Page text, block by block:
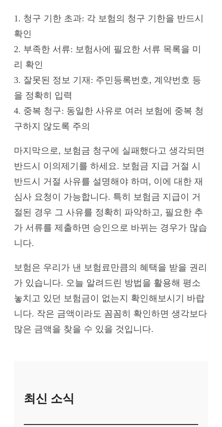
1. 청구 기한 초과: 각 보험의 청구 기한을 반드시
확인
2. 부족한 서류: 보험사에 필요한 서류 목록을 미
리 확인
3. 잘못된 정보 기재: 주민등록번호, 계약번호 등
을 정확히 입력
4. 중복 청구: 동일한 사유로 여러 보험에 중복 청
구하지 않도록 주의
마지막으로, 보험금 청구에 실패했다고 생각되면
반드시 이의제기를 하세요. 보험금 지급 거절 시
반드시 거절 사유를 설명해야 하며, 이에 대한 재
심사 요청이 가능합니다. 특히 보험금 지급이 거
절된 경우 그 사유를 정확히 파악하고, 필요한 추
가 서류를 제출하면 승인으로 바뀌는 경우가 많습
니다.
보험은 우리가 낸 보험료만큼의 혜택을 받을 권리
가 있습니다. 오늘 알려드린 방법을 활용해 평소
놓치고 있던 보험금이 없는지 확인해보시기 바랍
니다. 작은 금액이라도 꼼꼼히 확인하면 생각보다
많은 금액을 찾을 수 있을 것입니다.
최신 소식